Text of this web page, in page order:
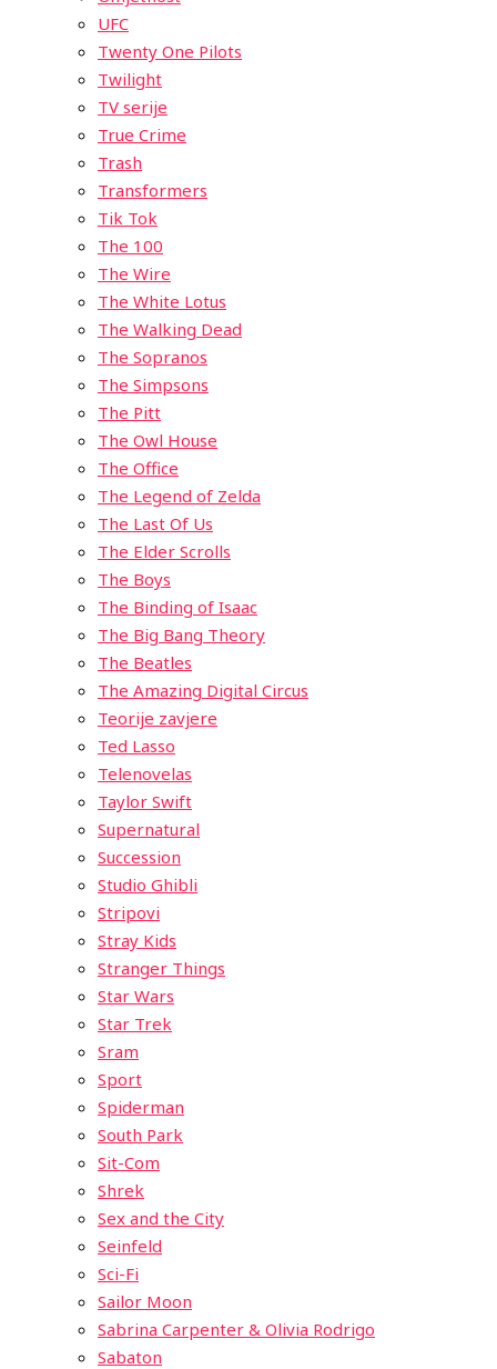
UFC
Twenty One Pilots
Twilight
TV serije
True Crime
Trash
Transformers
Tik Tok
The 100
The Wire
The White Lotus
The Walking Dead
The Sopranos
The Simpsons
The Pitt
The Owl House
The Office
The Legend of Zelda
The Last Of Us
The Elder Scrolls
The Boys
The Binding of Isaac
The Big Bang Theory
The Beatles
The Amazing Digital Circus
Teorije zavjere
Ted Lasso
Telenovelas
Taylor Swift
Supernatural
Succession
Studio Ghibli
Stripovi
Stray Kids
Stranger Things
Star Wars
Star Trek
Sram
Sport
Spiderman
South Park
Sit-Com
Shrek
Sex and the City
Seinfeld
Sci-Fi
Sailor Moon
Sabrina Carpenter & Olivia Rodrigo
Sabaton